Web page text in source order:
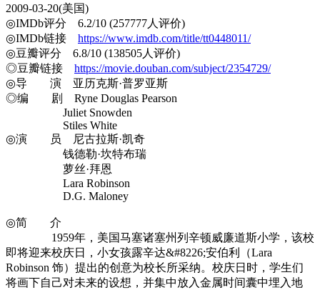
2009-03-20(美国)
◎IMDb评分 6.2/10 (257777人评价)
◎IMDb链接 https://www.imdb.com/title/tt0448011/
◎豆瓣评分 6.8/10 (138505人评价)
◎豆瓣链接 https://movie.douban.com/subject/2354729/
◎导 演 亚历克斯·普罗亚斯
◎编 剧 Ryne Douglas Pearson
Juliet Snowden
Stiles White
◎演 员 尼古拉斯·凯奇
钱德勒·坎特布瑞
萝丝·拜恩
Lara Robinson
D.G. Maloney
◎简 介
1959年，美国马塞诸塞州列辛顿威廉道斯小学，该校
即将迎来校庆日，小女孩露辛达&#8226;安伯利（Lara
Robinson 饰）提出的创意为校长所采纳。校庆日时，学生们
将画下自己对未来的设想，并集中放入金属时间囊中埋入地